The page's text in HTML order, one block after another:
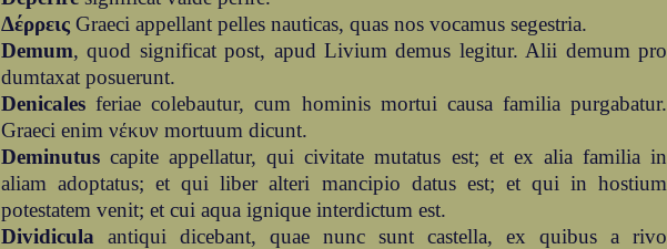
Δέρρεις Graeci appellant pelles nauticas, quas nos vocamus segestria.
Demum, quod significat post, apud Livium demus legitur. Alii demum pro
dumtaxat posuerunt.
Denicales feriae colebautur, cum hominis mortui causa familia purgabatur.
Graeci enim νέκυν mortuum dicunt.
Deminutus capite appellatur, qui civitate mutatus est; et ex alia familia in
aliam adoptatus; et qui liber alteri mancipio datus est; et qui in hostium
potestatem venit; et cui aqua ignique interdictum est.
Dividicula antiqui dicebant, quae nunc sunt castella, ex quibus a rivo